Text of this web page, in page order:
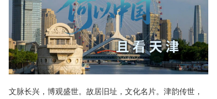
文脉长兴，博观盛世。故居旧址，文化名片。津韵传世，